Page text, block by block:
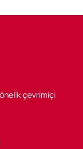
çevrimiçi